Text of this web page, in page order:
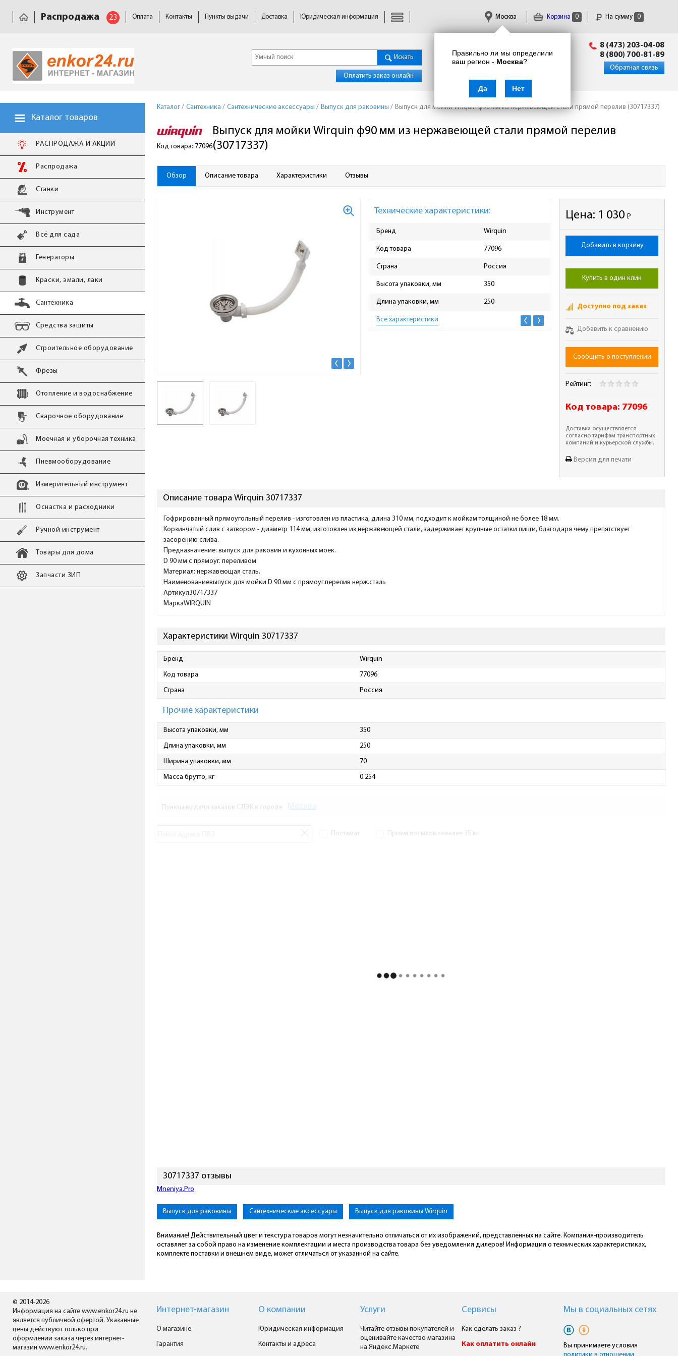
Корзина 0 На сумму 0
Правильно ли мы определили
ваш регион - Москва?
Да Нет
Москва
Распродажа 23 Оплата Контакты Пункты выдачи Доставка Юридическая информация
Искать
Оплатить заказ онлайн
info@enkor24.ru
8 (473) 203-04-08
8 (800) 700-81-89
Обратная связь
Каталог товаров
РАСПРОДАЖА И АКЦИИ
Распродажа
Станки
Инструмент
Всё для сада
Генераторы
Краски, эмали, лаки
Сантехника
Средства защиты
Строительное оборудование
Фрезы
Отопление и водоснабжение
Сварочное оборудование
Моечная и уборочная техника
Пневмооборудование
Измерительный инструмент
Оснастка и расходники
Ручной инструмент
Товары для дома
Запчасти ЗИП
Каталог / Сантехника / Сантехнические аксессуары / Выпуск для раковины / Выпуск для мойки Wirquin ф90 мм из нержавеющей стали прямой перелив (30717337)
Код товара: 77096
Выпуск для мойки Wirquin ф90 мм из нержавеющей стали прямой перелив
(30717337)
Обзор Описание товара Характеристики Отзывы
Технические характеристики:
Бренд Wirquin
Код товара 77096
Страна Россия
Высота упаковки, мм 350
Длина упаковки, мм 250
Масса брутто, кг
Все характеристики
Цена: 1 030Р
-
Добавить в корзину
Купить в один клик
Доступно под заказ
Добавить к сравнению
Сообщить о поступлении
Рейтинг:
Код товара: 77096
Доставка осуществляется
согласно тарифам транспортных
компаний и курьерской службы.
Версия для печати
Описание товара Wirquin 30717337
Гофрированный прямоугольный перелив - изготовлен из пластика, длина 310 мм, подходит к мойкам толщиной не более 18 мм.
Корзинчатый слив с затвором - диаметр 114 мм, изготовлен из нержавеющей стали, задерживает крупные остатки пищи, благодаря чему препятствует
засорению слива.
Предназначение: выпуск для раковин и кухонных моек.
D 90 мм с прямоуг. переливом
Материал: нержавеющая сталь.
Наименованиевыпуск для мойки D 90 мм с прямоуг.перелив нерж.сталь
Артикул30717337
МаркаWIRQUIN
Характеристики Wirquin 30717337
Бренд Wirquin
Код товара 77096
Страна Россия
Прочие характеристики
Высота упаковки, мм 350
Длина упаковки, мм 250
Ширина упаковки, мм 70
Масса брутто, кг 0.254
Пункты выдачи заказов СДЭК в городе
Постамат Прием посылок тяжелее 35 кг
30717337 отзывы
Mneniya.Pro
Выпуск для раковины Сантехнические аксессуары Выпуск для раковины Wirquin
Внимание! Действительный цвет и текстура товаров могут незначительно отличаться от их изображений, представленных на сайте. Компания-производитель
оставляет за собой право на изменение комплектации и места производства товара без уведомления дилеров! Информация о технических характеристиках,
комплекте поставки и внешнем виде, может отличаться от указанной на сайте.
© 2014-2026
Информация на сайте www.enkor24.ru не
является публичной офертой. Указанные
цены действуют только при
оформлении заказа через интернет-
магазин www.enkor24.ru.
Интернет-магазин
О магазине
Гарантия
О компании
Юридическая информация
Контакты и адреса
Услуги
Читайте отзывы покупателей и
оценивайте качество магазина
на Яндекс.Маркете
Сервисы
Как сделать заказ ?
Как оплатить онлайн
Мы в cоциальных сетях
Вы принимаете условия